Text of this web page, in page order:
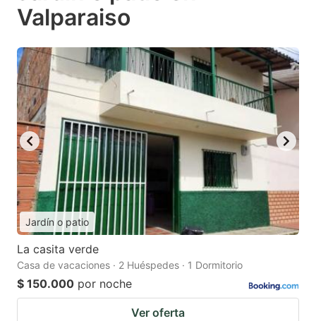
Valparaiso
Jardín o patio
La casita verde
Casa de vacaciones · 2 Huéspedes · 1 Dormitorio
$ 150.000 por noche
Ver oferta